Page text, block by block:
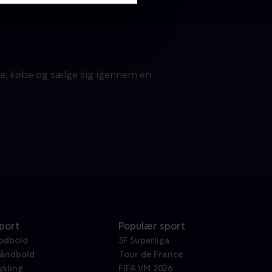
købe og sælge sig igennem en
Populær sport
3F Superliga
Tour de France
FIFA VM 2026